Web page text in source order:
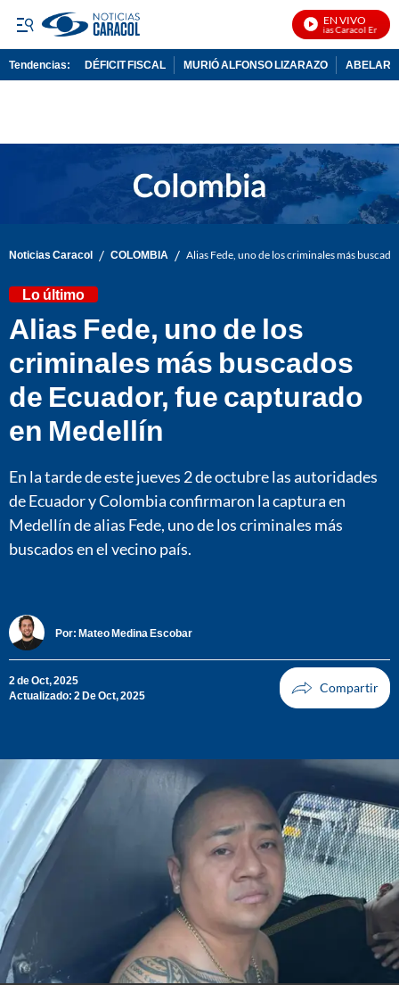
EN VIVO
Noticias Caracol En Vivo
Tendencias: DÉFICIT FISCAL MURIÓ ALFONSO LIZARAZO
Noticias Caracol / COLOMBIA / Alias Fede, uno de los criminales más
Lo último
Alias Fede, uno de los
criminales más buscados
de Ecuador, fue capturado
en Medellín
En la tarde de este jueves 2 de octubre las autoridades
de Ecuador y Colombia confirmaron la captura en
Medellín de alias Fede, uno de los criminales más
buscados en el vecino país.
Por: Mateo Medina Escobar
2 de Oct, 2025
Actualizado: 2 De Oct, 2025